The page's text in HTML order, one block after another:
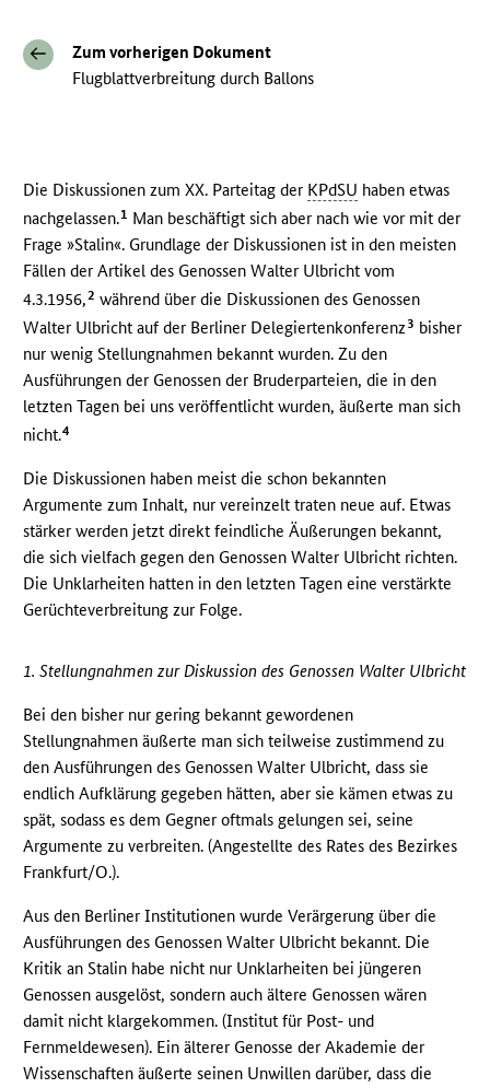
Zum vorherigen Dokument
Flugblattverbreitung durch Ballons
Die Diskussionen zum XX. Parteitag der KPdSU haben etwas
nachgelassen.1 Man beschäftigt sich aber nach wie vor mit der
Frage »Stalin«. Grundlage der Diskussionen ist in den meisten
Fällen der Artikel des Genossen Walter Ulbricht vom
4.3.1956,2 während über die Diskussionen des Genossen
Walter Ulbricht auf der Berliner Delegiertenkonferenz3 bisher
nur wenig Stellungnahmen bekannt wurden. Zu den
Ausführungen der Genossen der Bruderparteien, die in den
letzten Tagen bei uns veröffentlicht wurden, äußerte man sich
nicht.4
Die Diskussionen haben meist die schon bekannten
Argumente zum Inhalt, nur vereinzelt traten neue auf. Etwas
stärker werden jetzt direkt feindliche Äußerungen bekannt,
die sich vielfach gegen den Genossen Walter Ulbricht richten.
Die Unklarheiten hatten in den letzten Tagen eine verstärkte
Gerüchteverbreitung zur Folge.
1. Stellungnahmen zur Diskussion des Genossen Walter Ulbricht
Bei den bisher nur gering bekannt gewordenen
Stellungnahmen äußerte man sich teilweise zustimmend zu
den Ausführungen des Genossen Walter Ulbricht, dass sie
endlich Aufklärung gegeben hätten, aber sie kämen etwas zu
spät, sodass es dem Gegner oftmals gelungen sei, seine
Argumente zu verbreiten. (Angestellte des Rates des Bezirkes
Frankfurt/O.).
Aus den Berliner Institutionen wurde Verärgerung über die
Ausführungen des Genossen Walter Ulbricht bekannt. Die
Kritik an Stalin habe nicht nur Unklarheiten bei jüngeren
Genossen ausgelöst, sondern auch ältere Genossen wären
damit nicht klargekommen. (Institut für Post- und
Fernmeldewesen). Ein älterer Genosse der Akademie der
Wissenschaften äußerte seinen Unwillen darüber, dass die